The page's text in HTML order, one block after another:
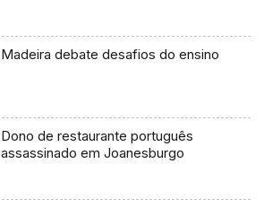
Madeira debate desafios do ensino
Dono de restaurante português
assassinado em Joanesburgo